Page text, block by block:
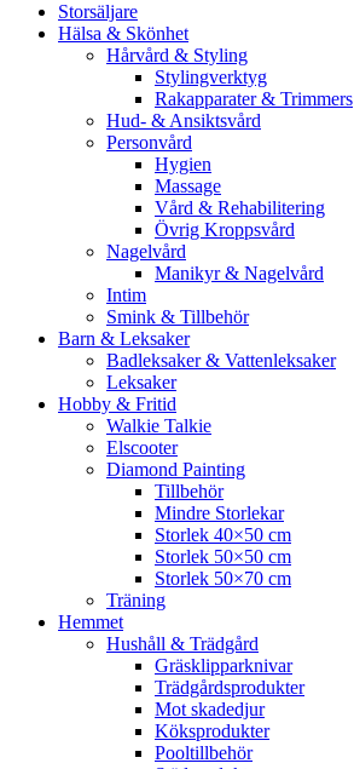
Storsäljare
Hälsa & Skönhet
Hårvård & Styling
Stylingverktyg
Rakapparater & Trimmers
Hud- & Ansiktsvård
Personvård
Hygien
Massage
Vård & Rehabilitering
Övrig Kroppsvård
Nagelvård
Manikyr & Nagelvård
Intim
Smink & Tillbehör
Barn & Leksaker
Badleksaker & Vattenleksaker
Leksaker
Hobby & Fritid
Walkie Talkie
Elscooter
Diamond Painting
Tillbehör
Mindre Storlekar
Storlek 40×50 cm
Storlek 50×50 cm
Storlek 50×70 cm
Träning
Hemmet
Hushåll & Trädgård
Gräsklipparknivar
Trädgårdsprodukter
Mot skadedjur
Köksprodukter
Pooltillbehör